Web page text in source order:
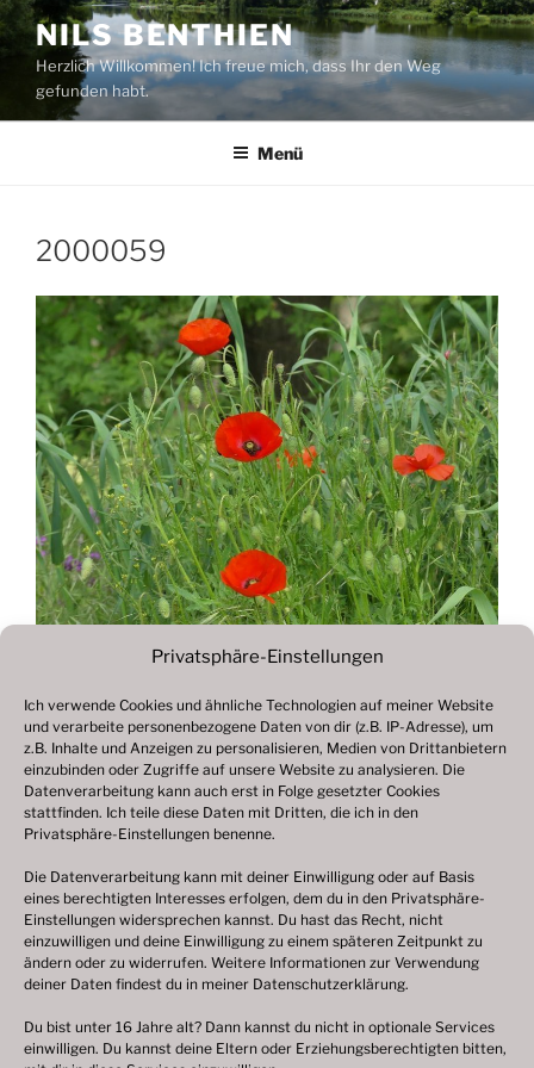
Privatsphäre-Einstellungen
Ich verwende Cookies und ähnliche Technologien auf meiner Website
und verarbeite personenbezogene Daten von dir (z.B. IP-Adresse), um
z.B. Inhalte und Anzeigen zu personalisieren, Medien von Drittanbietern
einzubinden oder Zugriffe auf unsere Website zu analysieren. Die
Datenverarbeitung kann auch erst in Folge gesetzter Cookies
stattfinden. Ich teile diese Daten mit Dritten, die ich in den
Privatsphäre-Einstellungen benenne.
Die Datenverarbeitung kann mit deiner Einwilligung oder auf Basis
eines berechtigten Interesses erfolgen, dem du in den Privatsphäre-
Einstellungen widersprechen kannst. Du hast das Recht, nicht
einzuwilligen und deine Einwilligung zu einem späteren Zeitpunkt zu
ändern oder zu widerrufen. Weitere Informationen zur Verwendung
deiner Daten findest du in meiner Datenschutzerklärung.
Du bist unter 16 Jahre alt? Dann kannst du nicht in optionale Services
einwilligen. Du kannst deine Eltern oder Erziehungsberechtigten bitten,
Zum
Inhalt
springen
NILS BENTHIEN
Herzlich Willkommen! Ich freue mich, dass Ihr den Weg
gefunden habt.
Menü
2000059
Beitragsnavigation
Vorheriger
Beitrag
Fotogalerie 2020
© 2003 – 2025 nilsbenthien.de,Datenschutzerklärung
|Cookie-Richtlinie EU|Impressum